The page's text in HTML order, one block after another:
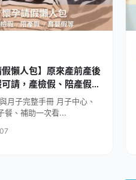
假懶人包】原來產前產後
請，產檢假、陪產假、
，孕媽咪全攻略
月子完整手冊 月子中心、
餐、補助一次看...